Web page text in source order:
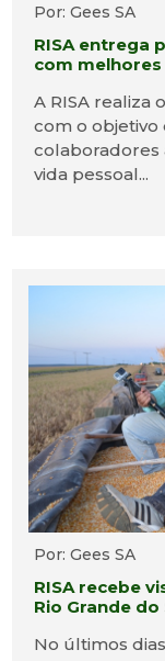
Por: Gees SA
RISA entrega
com
A RISA realiza
com o objetivo
colaboradores
vida pessoal...
Por: Gees SA
RISA recebe
Rio Grande do
No últimos